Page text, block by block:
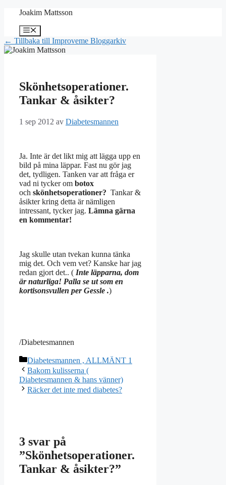
Hoppa
innehåll
Joakim Mattsson
Meny
← Tillbaka till Improveme Bloggarkiv
Skönhetsoperationer.
Tankar & åsikter?
1 sep 2012 av Diabetesmannen
Ja. Inte är det likt mig att lägga upp en
bild på mina läppar. Fast nu gör jag
det, tydligen. Tanken var att fråga er
vad ni tycker om botox
och skönhetsoperationer? Tankar &
åsikter kring detta är nämligen
intressant, tycker jag. Lämna gärna
en kommentar!
Jag skulle utan tvekan kunna tänka
mig det. Och vem vet? Kanske har jag
redan gjort det.. ( Inte läpparna, dom
är naturliga! Palla se ut som en
kortisonsvullen per Gessle .)
/Diabetesmannen
Kategorier
Diabetesmannen , ALLMÄNT 1
Bakom kulisserna (
Diabetesmannen & hans vänner)
Räcker det inte med diabetes?
3 svar på
”Skönhetsoperationer.
Tankar & åsikter?”